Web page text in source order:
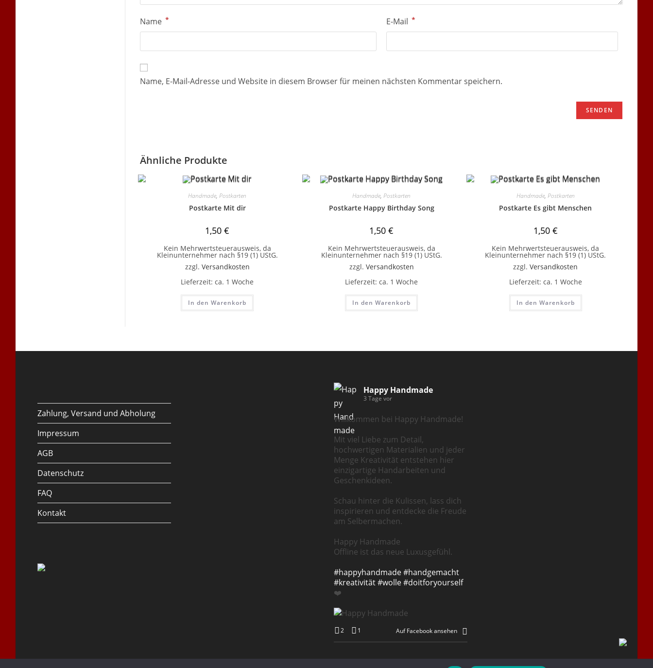
Name * E-Mail *
Name, E-Mail-Adresse und Website in diesem Browser für meinen nächsten Kommentar speichern.
Ähnliche Produkte
Handmade,Postkarten
Postkarte Mit dir
1,50€
Kein Mehrwertsteuerausweis, da
Kleinunternehmer nach §19 (1) UStG.
zzgl. Versandkosten
Lieferzeit:ca. 1 Woche
In den Warenkorb
Handmade,Postkarten
Postkarte Happy Birthday Song
1,50€
Kein Mehrwertsteuerausweis, da
Kleinunternehmer nach §19 (1) UStG.
zzgl. Versandkosten
Lieferzeit:ca. 1 Woche
In den Warenkorb
Handmade, Postkarten
Postkarte Es gibt Menschen
1,50 €
Kein Mehrwertsteuerausweis, da
Kleinunternehmer nach §19 (1) UStG.
zzgl.Versandkosten
Lieferzeit: ca. 1 Woche
In den Warenkorb
Zahlung, Versand und Abholung
Impressum
AGB
Datenschutz
FAQ
Kontakt
Happy Handmade
3 Tage vor
Willkommen bei Happy Handmade!
Mit viel Liebe zum Detail,
hochwertigen Materialien und jeder
Menge Kreativität entstehen hier
einzigartige Handarbeiten und
Geschenkideen.
Schau hinter die Kulissen, lass dich
inspirieren und entdecke die Freude
am Selbermachen.
Happy Handmade
Offline ist das neue Luxusgefühl.
#happyhandmade#handgemacht
#kreativität#wolle#doitforyourself
❤️
2 1 Auf Facebook ansehen